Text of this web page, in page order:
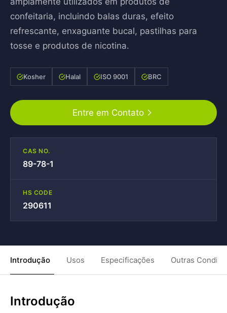
confeitaria, incluindo balas duras, efeito
refrescante, enxaguante bucal, pastilhas para
tosse e produtos de nicotina.
Kosher Halal ISO 9001 BRC
Entre em Contato
CAS NO.
89-78-1
HS CODE
290611
Introdução Usos Especificações Outras
Introdução